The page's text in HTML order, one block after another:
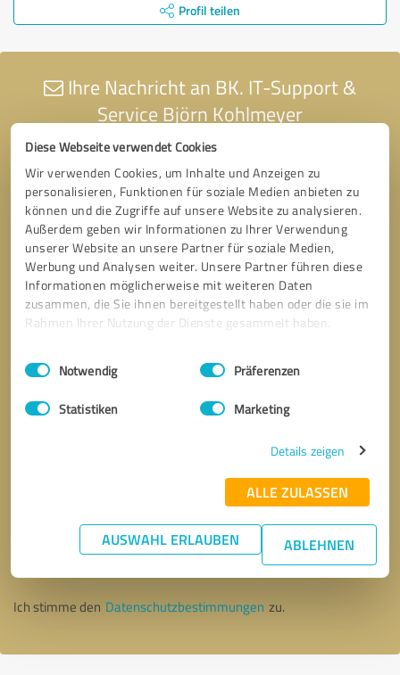
Diese Webseite verwendet Cookies
Wir verwenden Cookies, um Inhalte und Anzeigen zu
personalisieren, Funktionen für soziale Medien anbieten zu
können und die Zugriffe auf unsere Website zu analysieren.
Außerdem geben wir Informationen zu Ihrer Verwendung
unserer Website an unsere Partner für soziale Medien,
Werbung und Analysen weiter. Unsere Partner führen diese
Informationen möglicherweise mit weiteren Daten
zusammen, die Sie ihnen bereitgestellt haben oder die sie im
Rahmen Ihrer Nutzung der Dienste gesammelt haben.
Impressum Datenschutzbestimmungen
Einwilligungsauswahl
Notwendig Präferenzen
Statistiken Marketing
Details zeigen
ALLE ZULASSEN
AUSWAHL ERLAUBEN ABLEHNEN
Profil teilen
Ihre Nachricht an BK. IT-Support &
Service Björn Kohlmeyer
Ich stimme den Datenschutzbestimmungen zu.